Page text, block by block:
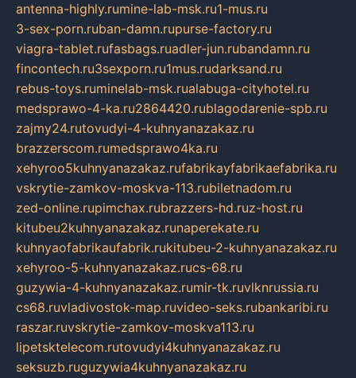
antenna-highly.rumine-lab-msk.ru1-mus.ru
3-sex-porn.ruban-damn.rupurse-factory.ru
viagra-tablet.rufasbags.ruadler-jun.rubandamn.ru
fincontech.ru3sexporn.ru1mus.rudarksand.ru
rebus-toys.ruminelab-msk.rualabuga-cityhotel.ru
medsprawo-4-ka.ru2864420.rublagodarenie-spb.ru
zajmy24.rutovudyi-4-kuhnyanazakaz.ru
brazzerscom.rumedsprawo4ka.ru
xehyroo5kuhnyanazakaz.rufabrikayfabrikaefabrika.ru
vskrytie-zamkov-moskva-113.rubiletnadom.ru
zed-online.rupimchax.rubrazzers-hd.ruz-host.ru
kitubeu2kuhnyanazakaz.runaperekate.ru
kuhnyaofabrikaufabrik.rukitubeu-2-kuhnyanazakaz.ru
xehyroo-5-kuhnyanazakaz.rucs-68.ru
guzywia-4-kuhnyanazakaz.rumir-tk.ruvlknrussia.ru
cs68.ruvladivostok-map.ruvideo-seks.rubankaribi.ru
raszar.ruvskrytie-zamkov-moskva113.ru
lipetsktelecom.rutovudyi4kuhnyanazakaz.ru
seksuzb.ruguzywia4kuhnyanazakaz.ru